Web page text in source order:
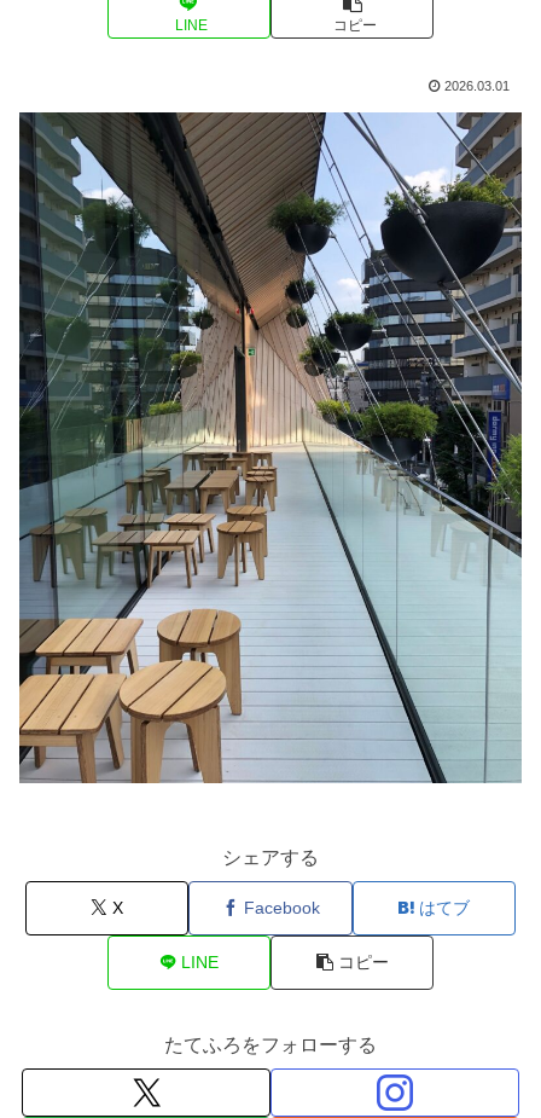
LINE コピー
2026.03.01
シェアする
X Facebook はてブ
LINE コピー
たてふろをフォローする